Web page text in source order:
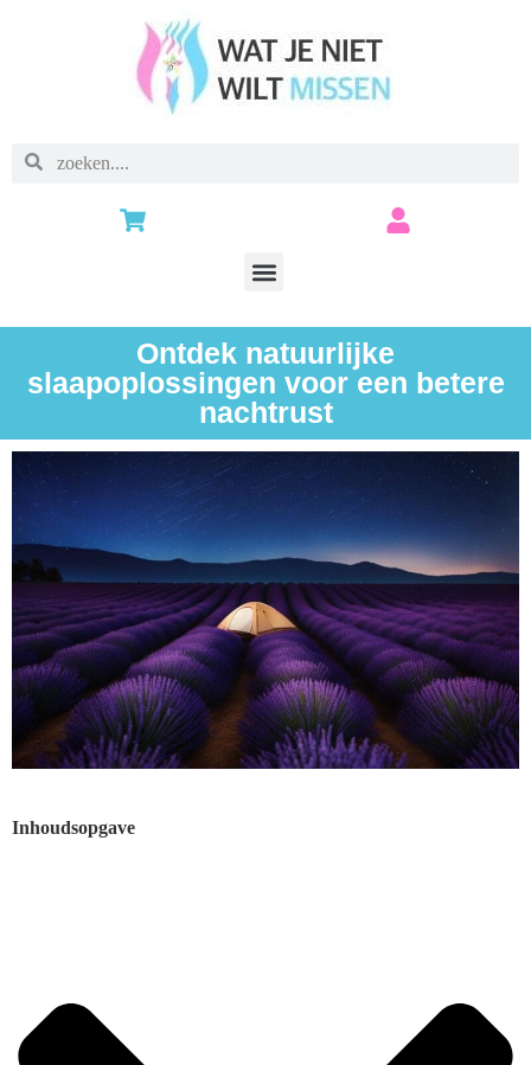
Ontdek natuurlijke
slaapoplossingen voor een betere
nachtrust
Inhoudsopgave